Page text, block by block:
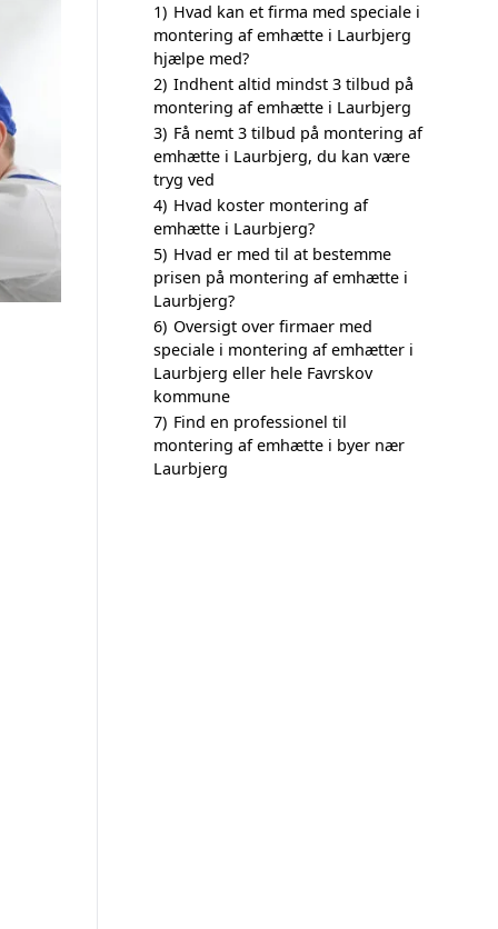
1) Hvad kan et firma med speciale i
montering af emhætte i Laurbjerg
hjælpe med?
2) Indhent altid mindst 3 tilbud på
montering af emhætte i Laurbjerg
3) Få nemt 3 tilbud på montering af
emhætte i Laurbjerg, du kan være
tryg ved
4) Hvad koster montering af
emhætte i Laurbjerg?
5) Hvad er med til at bestemme
prisen på montering af emhætte i
Laurbjerg?
6) Oversigt over firmaer med
speciale i montering af emhætter i
Laurbjerg eller hele Favrskov
kommune
7) Find en professionel til
montering af emhætte i byer nær
Laurbjerg